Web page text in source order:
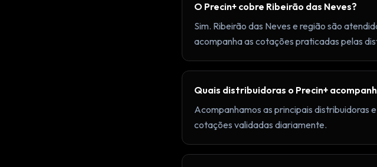
O Precin+ cobre Ribeirão das Neves?
Sim. Ribeirão das Neves e região são
acompanha as cotações praticadas pelas
Quais distribuidoras o Precin+
Acompanhamos as principais distribuidoras
cotações validadas diariamente.